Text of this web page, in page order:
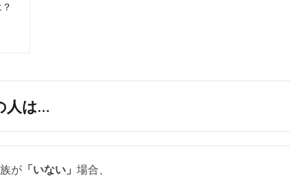
人は…
が 「いない」 場合、